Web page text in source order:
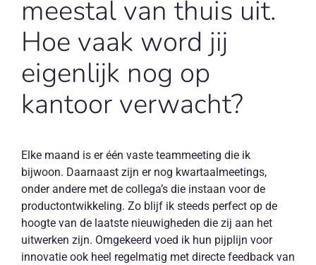
meestal van thuis uit.
Hoe vaak word jij
eigenlijk nog op
kantoor verwacht?
Elke maand is er één vaste teammeeting die ik
bijwoon. Daarnaast zijn er nog kwartaalmeetings,
onder andere met de collega’s die instaan voor de
productontwikkeling. Zo blijf ik steeds perfect op de
hoogte van de laatste nieuwigheden die zij aan het
uitwerken zijn. Omgekeerd voed ik hun pijplijn voor
innovatie ook heel regelmatig met directe feedback van